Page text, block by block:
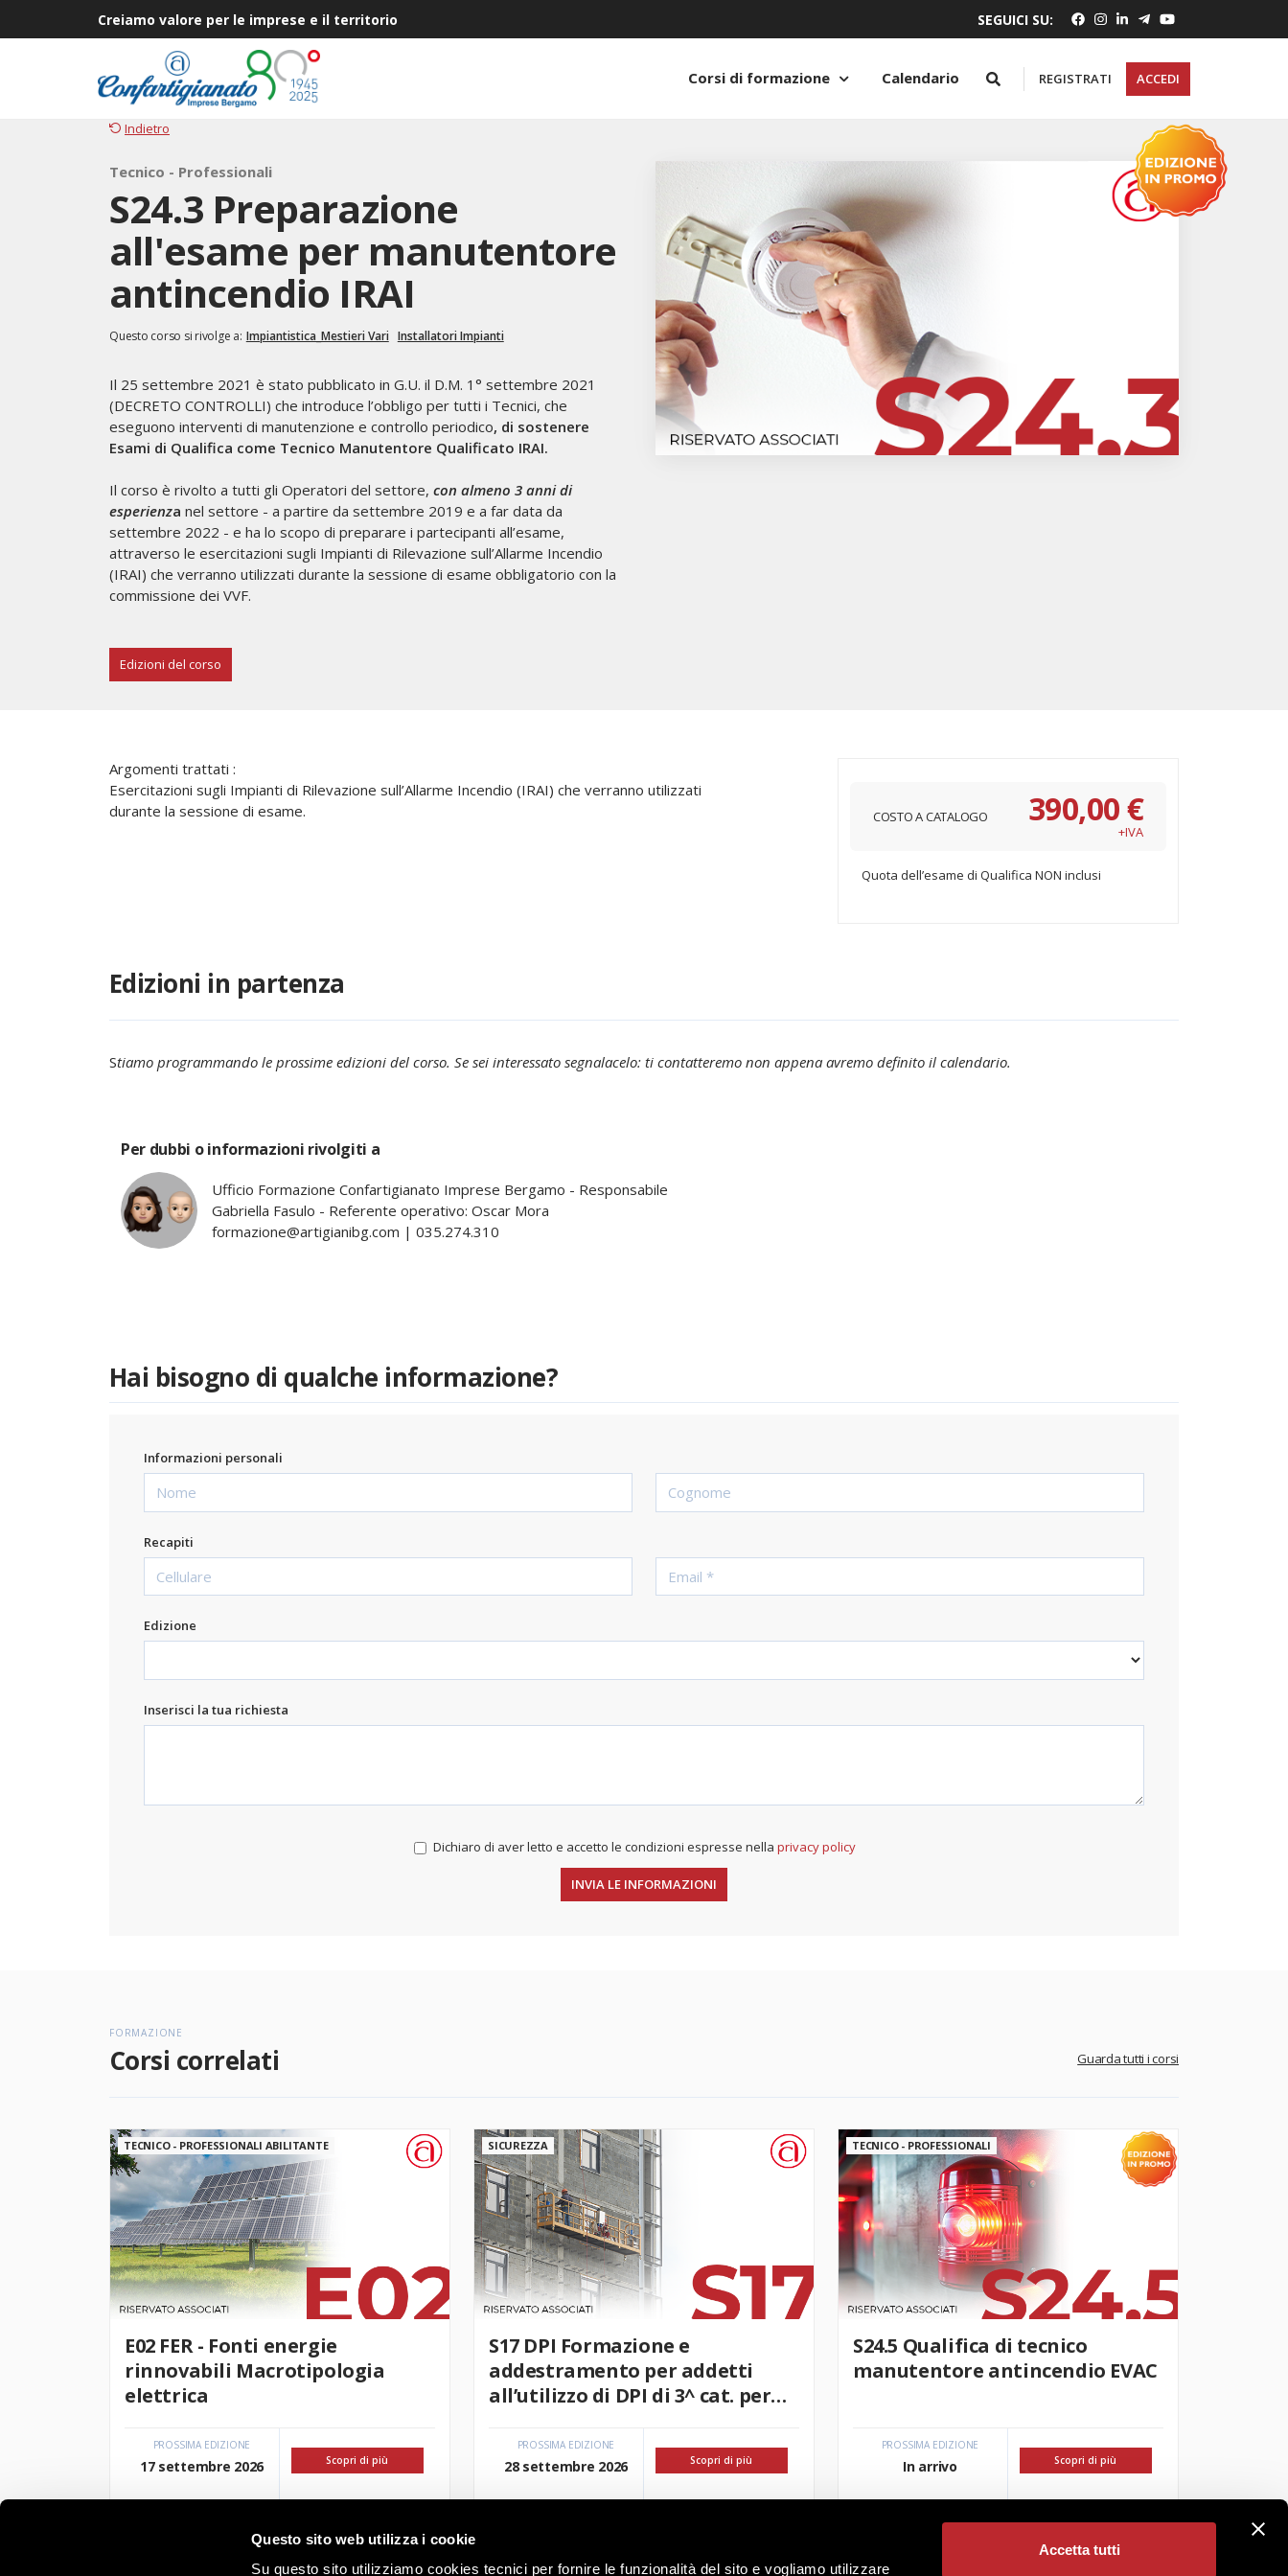
Questo sito web utilizza i cookie
Su questo sito utilizziamo cookies tecnici per fornire le funzionalità del sito e vogliamo utilizzare
Accetta tutti
Creiamo valore per le imprese e il territorio SEGUICI SU:
Corsi di formazione Calendario REGISTRATI ACCEDI
Indietro
Tecnico - Professionali
S24.3 Preparazione
all'esame per manutentore
antincendio IRAI
Questo corso si rivolge a: Impiantistica_Mestieri Vari Installatori Impianti
Il 25 settembre 2021 è stato pubblicato in G.U. il D.M. 1° settembre 2021
(DECRETO CONTROLLI) che introduce l’obbligo per tutti i Tecnici, che
eseguono interventi di manutenzione e controllo periodico, di sostenere
Esami di Qualifica come Tecnico Manutentore Qualificato IRAI.
Il corso è rivolto a tutti gli Operatori del settore, con almeno 3 anni di
esperienza nel settore - a partire da settembre 2019 e a far data da
settembre 2022 - e ha lo scopo di preparare i partecipanti all’esame,
attraverso le esercitazioni sugli Impianti di Rilevazione sull’Allarme Incendio
(IRAI) che verranno utilizzati durante la sessione di esame obbligatorio con la
commissione dei VVF.
Edizioni del corso
Argomenti trattati :
Esercitazioni sugli Impianti di Rilevazione sull’Allarme Incendio (IRAI) che verranno utilizzati
durante la sessione di esame.
COSTO A CATALOGO 390,00 €
+IVA
Quota dell’esame di Qualifica NON inclusi
Edizioni in partenza
Stiamo programmando le prossime edizioni del corso. Se sei interessato segnalacelo: ti contatteremo non appena avremo definito il calendario.
Per dubbi o informazioni rivolgiti a
Ufficio Formazione Confartigianato Imprese Bergamo - Responsabile
Gabriella Fasulo - Referente operativo: Oscar Mora
formazione@artigianibg.com | 035.274.310
Hai bisogno di qualche informazione?
Informazioni personali
Recapiti
Edizione
Inserisci la tua richiesta
Dichiaro di aver letto e accetto le condizioni espresse nella privacy policy
FORMAZIONE
Corsi correlati Guarda tutti i corsi
TECNICO - PROFESSIONALI ABILITANTE
E02 FER - Fonti energie
rinnovabili Macrotipologia
elettrica
PROSSIMA EDIZIONE
17 settembre 2026 Scopri di più
SICUREZZA
S17 DPI Formazione e
addestramento per addetti
all’utilizzo di DPI di 3^ cat. per
PROSSIMA EDIZIONE
28 settembre 2026 Scopri di più
TECNICO - PROFESSIONALI
S24.5 Qualifica di tecnico
manutentore antincendio EVAC
PROSSIMA EDIZIONE
In arrivo Scopri di più